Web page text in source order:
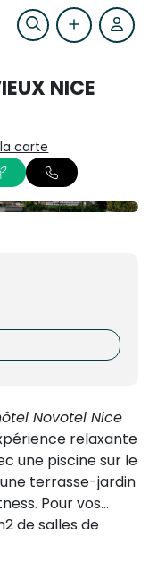
NICE
carte
Novotel Nice
relaxante
une piscine sur le
terrasse-jardin
Pour vos
de salles de
Pour toute
pour